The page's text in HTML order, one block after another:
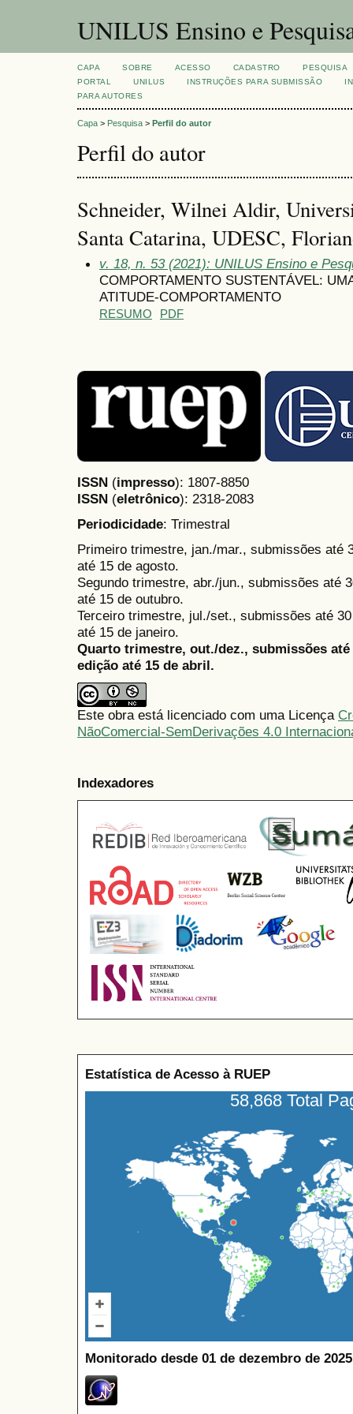
UNILUS Ensino e
CAPA SOBRE ACESSO CADASTRO
PESQUISA
PORTAL
UNILUS INSTRUÇÕES PARA SUBMISSÃO
PARA AUTORES
Capa > Pesquisa > Perfil do autor
Perfil do autor
Schneider, Wilnei Aldir,
Santa Catarina, UDESC,
v. 18, n. 53 (2021): UNILUS Ensino e
COMPORTAMENTO SUSTENTÁVEL:
ATITUDE-COMPORTAMENTO
RESUMO PDF
ISSN (impresso): 1807-8850
ISSN (eletrônico): 2318-2083
Periodicidade: Trimestral
Primeiro trimestre, jan./mar., submissões até
até 15 de agosto.
Segundo trimestre, abr./jun., submissões até
até 15 de outubro.
Terceiro trimestre, jul./set., submissões até
até 15 de janeiro.
Quarto trimestre, out./dez., submissões
edição até 15 de abril.
Este obra está licenciado com uma Licença
NãoComercial-SemDerivações 4.0
Indexadores
Estatística de Acesso à RUEP
58,868 Total
Monitorado desde 01 de dezembro de